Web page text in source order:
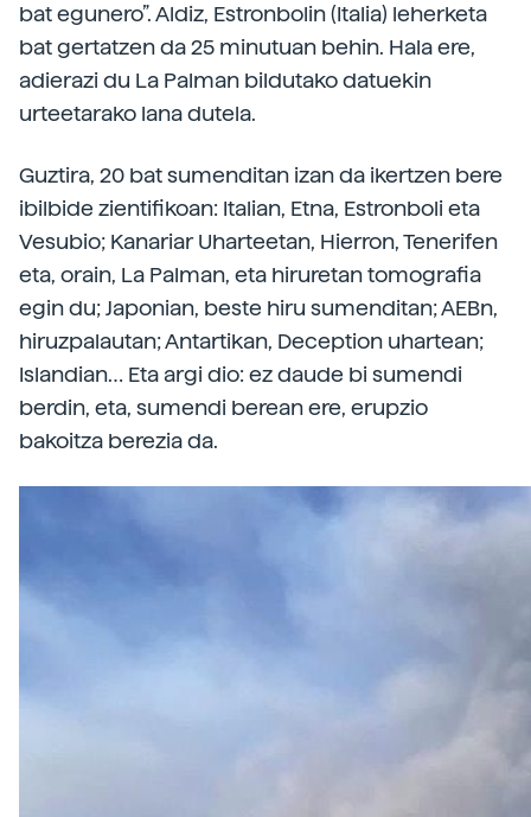
bat egunero”. Aldiz, Estronbolin (Italia) leherketa
bat gertatzen da 25 minutuan behin. Hala ere,
adierazi du La Palman bildutako datuekin
urteetarako lana dutela.
Guztira, 20 bat sumenditan izan da ikertzen bere
ibilbide zientifikoan: Italian, Etna, Estronboli eta
Vesubio; Kanariar Uharteetan, Hierron, Tenerifen
eta, orain, La Palman, eta hiruretan tomografia
egin du; Japonian, beste hiru sumenditan; AEBn,
hiruzpalautan; Antartikan, Deception uhartean;
Islandian… Eta argi dio: ez daude bi sumendi
berdin, eta, sumendi berean ere, erupzio
bakoitza berezia da.